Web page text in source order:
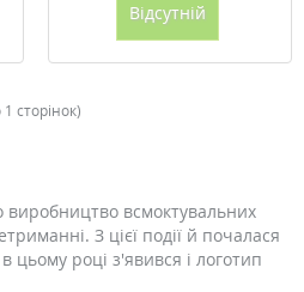
Відсутній
сторінок)
всмоктувальних
З цієї події й почалася
цьому році з'явився і логотип